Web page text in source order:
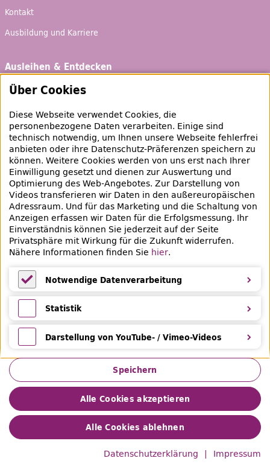
Kontakt
Ausbildung und Karriere
Ausleihen & Entdecken
Schaufenster
Bibliotheksausweis
Highlights
Veranstaltungen & Lernangebote
Veranstaltungsübersicht
Lern- und Beratungsangebote
Eltern & Kinder
Ferien
Medientipps und Angebote
Impressum Datenschutz
Leichte Sprache
Gebärdensprache
Privatsphäre
Barrierefreiheit
Hilfe &
Über Cookies
Diese Webseite verwendet Cookies, die
personenbezogene Daten verarbeiten. Einige sind
technisch notwendig, um Ihnen unsere Webseite fehlerfrei
anbieten oder ihre Datenschutz-Präferenzen speichern zu
können. Weitere Cookies werden von uns erst nach Ihrer
Einwilligung gesetzt und dienen zur Auswertung und
Optimierung desWeb-Angebotes. Zur Darstellung von
Videos transferieren wir Daten in den außereuropäischen
Adressraum. Und für das Marketing und die Schaltung von
Anzeigen erfassen wir Daten für die Erfolgsmessung. Ihr
Einverständnis können Sie jederzeit auf der Seite
Privatsphäre mit Wirkung für die Zukunft widerrufen.
Nähere Informationen finden Sie hier.
Notwendige Datenverarbeitung
Notwendige Datenverarbeitung
Statistik
StatistikDarstellung von YouTube- / Vimeo-Videos
Darstellung von YouTube- / Vimeo-Videos
Speichern
Alle Cookies akzeptieren
Alle Cookies ablehnen
Datenschutzerklärung Impressum